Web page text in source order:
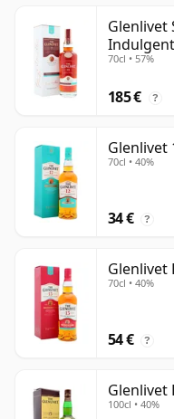
Glenlivet
70cl • 57%
185 € ?
Glenlivet
70cl • 40%
34 € ?
Glenlivet
70cl • 40%
54 € ?
Glenlivet
100cl • 40%